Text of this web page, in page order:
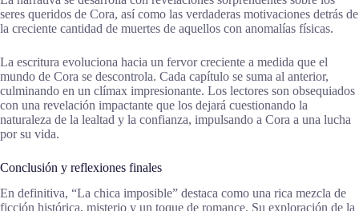
seres queridos de Cora, así como las verdaderas motivaciones detrás de
la creciente cantidad de muertes de aquellos con anomalías físicas.
La escritura evoluciona hacia un fervor creciente a medida que el
mundo de Cora se descontrola. Cada capítulo se suma al anterior,
culminando en un clímax impresionante. Los lectores son obsequiados
con una revelación impactante que los dejará cuestionando la
naturaleza de la lealtad y la confianza, impulsando a Cora a una lucha
por su vida.
Conclusión y reflexiones finales
En definitiva, “La chica imposible” destaca como una rica mezcla de
ficción histórica, misterio y un toque de romance. Su exploración de la